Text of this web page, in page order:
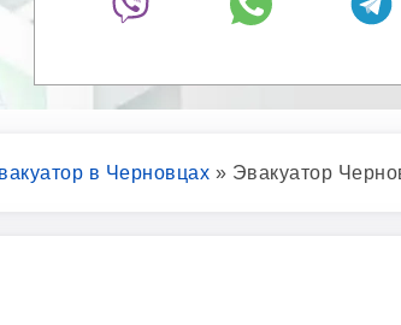
в Черновцах » Эвакуатор